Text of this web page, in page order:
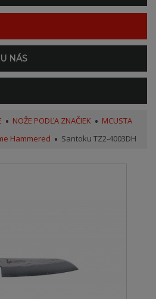
NÁS
NOŽE PODĽA ZNAČIEK
MCUSTA
Hammered Santoku TZ2-4003DH